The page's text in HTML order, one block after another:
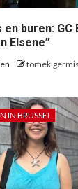
en buren: GC
Elsene”
IN BRUSSEL